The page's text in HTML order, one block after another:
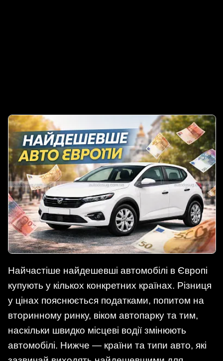
Найчастіше найдешевші автомобілі в Європі
купують у кількох конкретних країнах. Різниця
у цінах пояснюється податками, попитом на
вторинному ринку, віком автопарку та тим,
наскільки швидко місцеві водії змінюють
автомобілі. Нижче — країни та типи авто, які